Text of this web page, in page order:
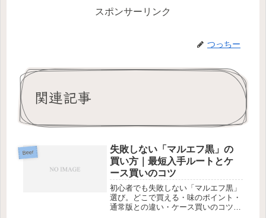
スポンサーリンク
つっちー
関連記事
Beer
失敗しない「マルエフ黒」の
買い方｜最短入手ルートとケ
ース買いのコツ
初心者でも失敗しない「マルエフ黒」
選び。どこで買える・味のポイント・
通常版との違い・ケース買いのコツを